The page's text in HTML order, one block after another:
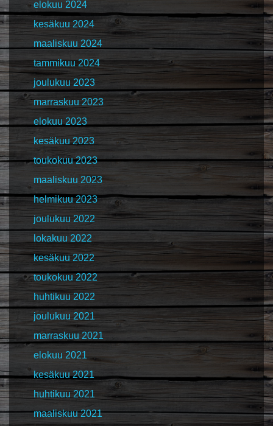
elokuu 2024
kesäkuu 2024
maaliskuu 2024
tammikuu 2024
joulukuu 2023
marraskuu 2023
elokuu 2023
kesäkuu 2023
toukokuu 2023
maaliskuu 2023
helmikuu 2023
joulukuu 2022
lokakuu 2022
kesäkuu 2022
toukokuu 2022
huhtikuu 2022
joulukuu 2021
marraskuu 2021
elokuu 2021
kesäkuu 2021
huhtikuu 2021
maaliskuu 2021